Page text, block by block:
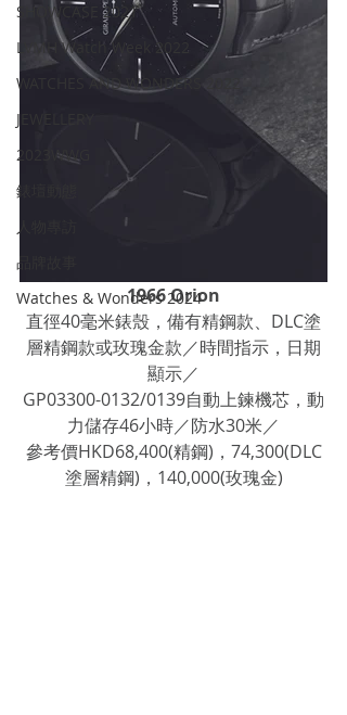
SHOWCASE 2021
LVMH Watch Week 2022
WATCHES AND WONDERS 2022
JEWELLERY
2023WWG
錶壇動態
人物專訪
品牌故事
Watches & Wonders 2024
1966 Orion
直徑40毫米錶殼，備有精鋼款、DLC塗
層精鋼款或玫瑰金款／時間指示，日期
顯示／
GP03300-0132/0139自動上鍊機芯，動
力儲存46小時／防水30米／
參考價HKD68,400(精鋼)，74,300(DLC
塗層精鋼)，140,000(玫瑰金)